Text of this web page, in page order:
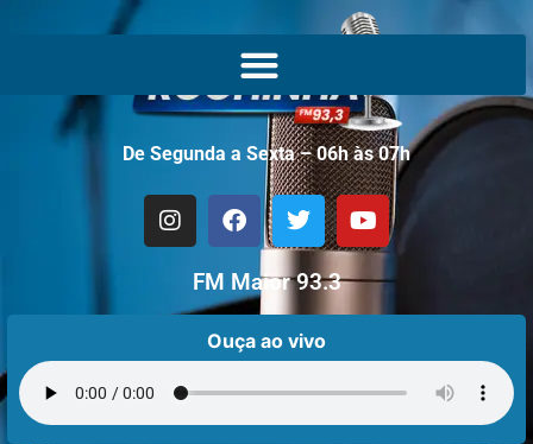
De Segunda a Sexta – 06h às 07h
FM Maior 93.3
Ouça ao vivo